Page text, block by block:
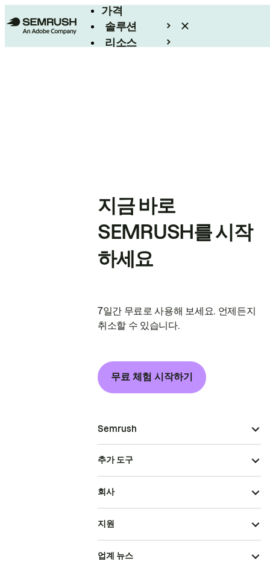
가격
솔루션
리소스
지금 바로
SEMRUSH를 시작
하세요
7일간 무료로 사용해 보세요. 언제든지
취소할 수 있습니다.
무료 체험 시작하기
Semrush
추가 도구
회사
지원
업계 뉴스